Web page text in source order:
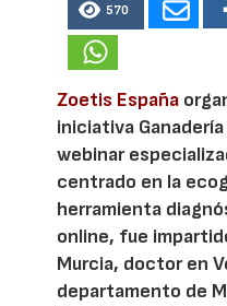
570
Zoetis España
iniciativa
webinar
centrado en la
herramienta
online, fue
Murcia, doctor en
departamento de